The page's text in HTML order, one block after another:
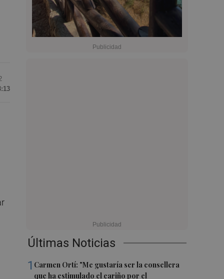
Últimas Noticias
1 Carmen Ortí: "Me gustaría ser la consellera
que ha estimulado el cariño por el